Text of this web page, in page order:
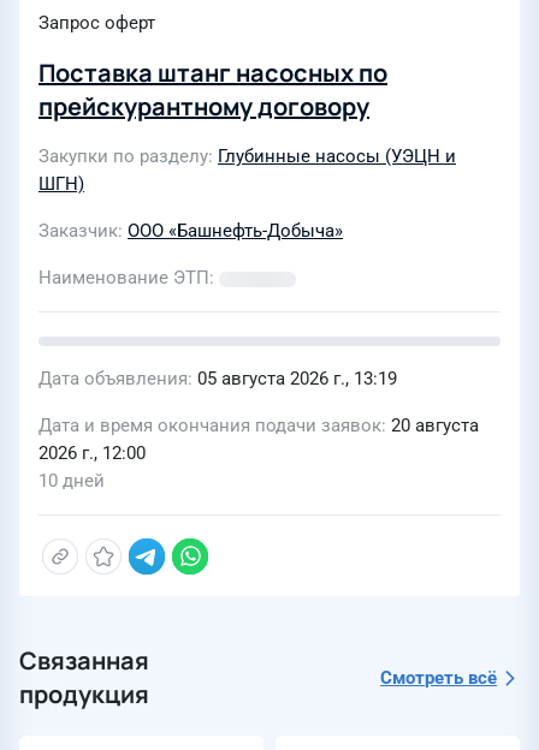
Запрос оферт
Поставка штанг насосных по
прейскурантному договору
Закупки по разделу Глубинные насосы (УЭЦН и
ШГН)
Заказчик ООО «Башнефть-Добыча»
Наименование ЭТП
Дата объявления 05 августа 2026 г., 13:19
Дата и время окончания подачи заявок 20 августа
2026 г., 12:00
10 дней
Связанная
продукция
Смотреть всё